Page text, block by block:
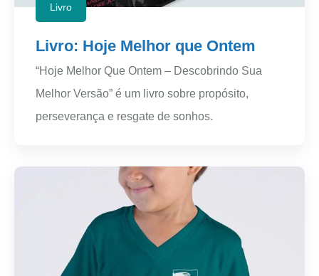
Livro
Livro: Hoje Melhor que Ontem
“Hoje Melhor Que Ontem – Descobrindo Sua
Melhor Versão” é um livro sobre propósito,
perseverança e resgate de sonhos.